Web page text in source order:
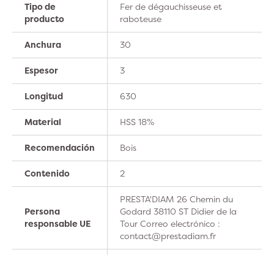
Tipo de
producto
Fer de dégauchisseuse et
raboteuse
Anchura 30
Espesor 3
Longitud 630
Material HSS 18%
Recomendación Bois
Contenido 2
Persona
responsable UE
PRESTA'DIAM 26 Chemin du
Godard 38110 ST Didier de la
Tour Correo electrónico :
contact@prestadiam.fr